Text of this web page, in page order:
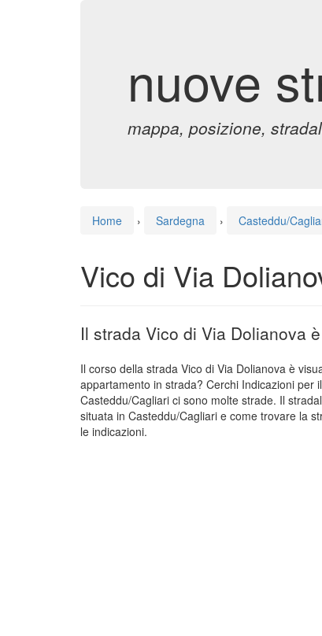
nuove
mappa, posizione,
Home › Sardegna › Casteddu/
Vico di Via
Il strada Vico di Via Dolianova
Il corso della strada Vico di Via Dolianova è
appartamento in strada? Cerchi Indicazioni per
Casteddu/Cagliari ci sono molte strade. Il
situata in Casteddu/Cagliari e come trovare la
le indicazioni.